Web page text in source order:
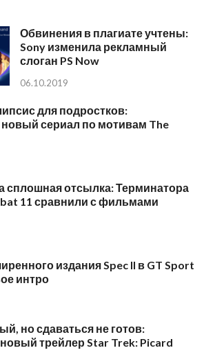
Обвинения в плагиате учтены:
Sony изменила рекламный
слоган PS Now
06.10.2019
для подростков:
сериал по мотивам The
сплошная отсылка: Терминатора
11 сравнили с фильмами
издания Spec II в GT Sport
интро
но сдаваться не готов:
трейлер Star Trek: Picard